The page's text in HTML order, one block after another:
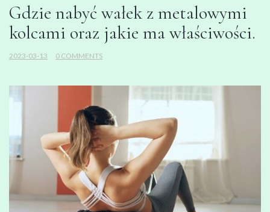
Gdzie nabyć wałek z metalowymi
kolcami oraz jakie ma właściwości.
2023-03-13 0 COMMENTS